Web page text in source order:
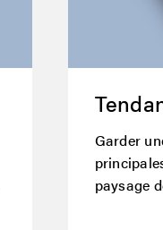
Garder
paysage